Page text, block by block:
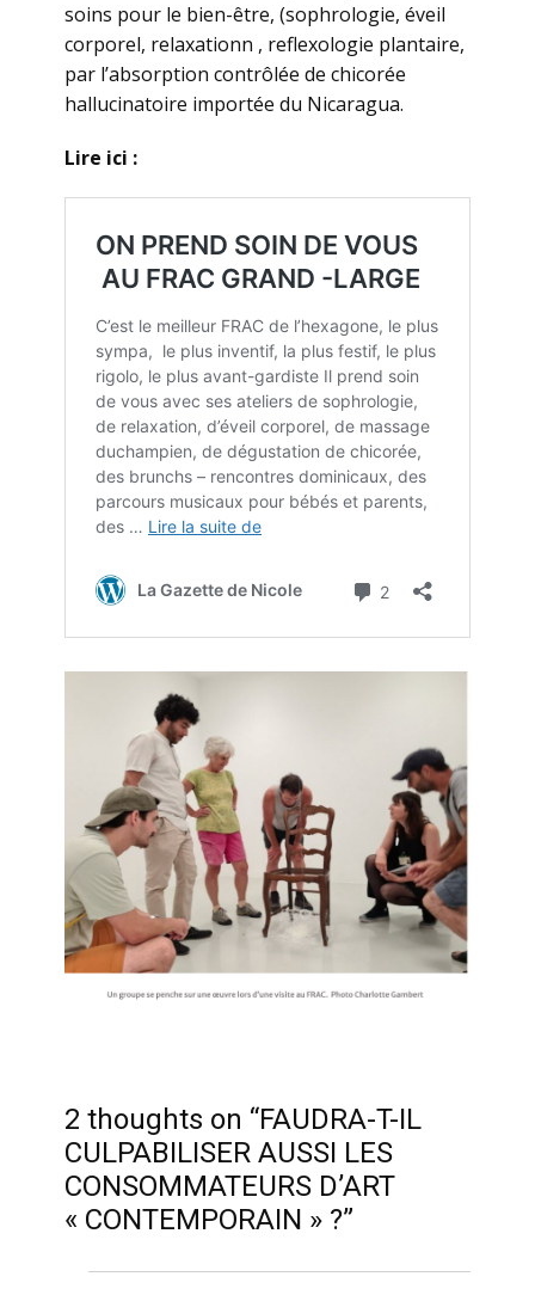
soins pour le bien-être, (sophrologie, éveil
corporel, relaxationn , reflexologie plantaire,
par l’absorption contrôlée de chicorée
hallucinatoire importée du Nicaragua.
Lire ici :
2 thoughts on “FAUDRA-T-IL
CULPABILISER AUSSI LES
CONSOMMATEURS D’ART
« CONTEMPORAIN » ?”